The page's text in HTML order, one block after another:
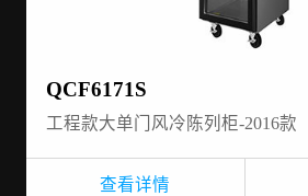
QCF6171S
工程款大单门风冷陈列柜-2016款
查看详情